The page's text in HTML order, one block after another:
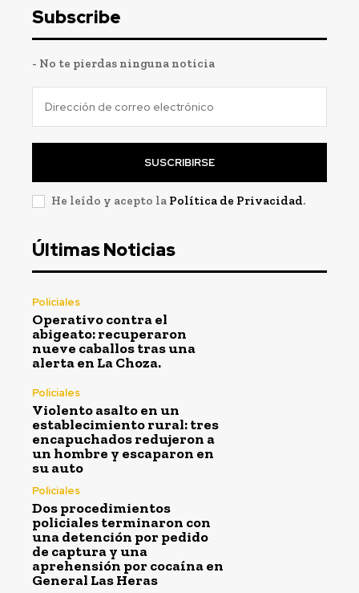
Subscribe
- No te pierdas ninguna noticia
SUSCRIBIRSE
He leído y acepto la Política de Privacidad.
Últimas Noticias
Policiales
Operativo contra el
abigeato: recuperaron
nueve caballos tras una
alerta en La Choza.
Policiales
Violento asalto en un
establecimiento rural: tres
encapuchados redujeron a
un hombre y escaparon en
su auto
Policiales
Dos procedimientos
policiales terminaron con
una detención por pedido
de captura y una
aprehensión por cocaína en
General Las Heras